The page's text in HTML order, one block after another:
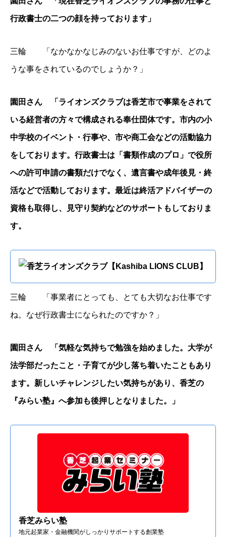
行政書士の二つの顔を持っております」
三輪 「なかなかなじみのないお仕事ですが、どのよ
うな事をされているのでしょうか？」
園田さん 「ライオンズクラブは香芝市で事業をされて
いる経営者の方々で構成される奉仕団体です。市内の小
中学校のイベント・行事や、市や商工会などの活動協力
をしております。行政書士は「書類作成のプロ」で役所
への許可申請の書類だけでなく、遺言書や成年後見・終
活などで活動しております。最近は終活アドバイザーの
資格も取得し、見守り契約などのサポートもしておりま
す。
香芝ライオンズクラブ【Kashiba LIONS CLUB】
三輪 「事業者にとっても、とても大切なお仕事です
ね。なぜ行政書士になられたのですか？」
園田さん 「気軽な気持ちで勉強を始めました。大学が
法学部だったこと・子育てが少し落ち着いたこともあり
ます。新しいチャレンジしたい気持ちがあり、香芝の
『みらい塾』へ参加も後押しとなりました。」
香芝みらい塾
地元起業家・金融機関がしっかりサポートする創業塾